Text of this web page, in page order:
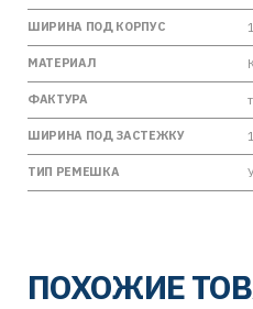
ШИРИНА ПОД КОРПУС
МАТЕРИАЛ
ФАКТУРА
ШИРИНА ПОД ЗАСТЕЖКУ
ТИП РЕМЕШКА
ПОХОЖИЕ